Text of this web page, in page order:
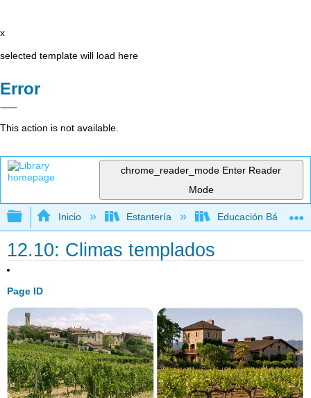
x
selected template will load here
Error
This action is not available.
chrome_reader_mode Enter Reader
Mode
Expandir/contraer jerarquía global
Inicio Estantería Educación Básica
12.10: Climas templados
Page ID